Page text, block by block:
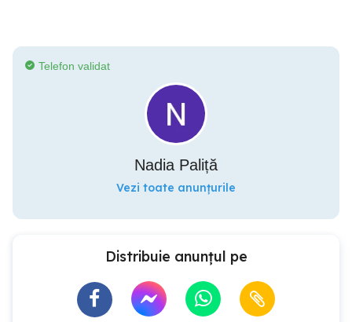
Telefon validat
Nadia Paliță
Vezi toate anunțurile
Distribuie anunțul pe